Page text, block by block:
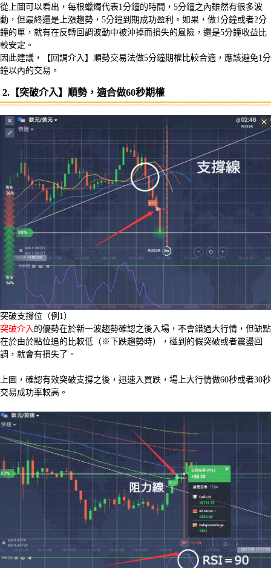
從上圖可以看出，每根蠟燭代表1分鐘的時間，5分鐘之內雖然有很多波
動，但最終還是上漲趨勢，5分鐘到期成功盈利。如果，做1分鐘或者2分
鐘的單，就有在反轉回調波動中被沖掉而損失的風險，還是5分鐘收益比
較安定。
因此建議，【回調介入】順勢交易法做5分鐘期權比較合適，應該避免1分
鐘以內的交易。
2.【突破介入】順勢，適合做60秒期權
突破支撐位（例1）
突破介入 的優勢在於新一波趨勢確認之後入場，不會錯過大行情，但缺點
在於由於點位追的比較低（※下跌趨勢時），碰到的假突破或者震盪回
調，就會有損失了。
上圖，確認有效突破支撐之後，迅速入買跌，場上大行情做60秒或者30秒
交易成功率較高。